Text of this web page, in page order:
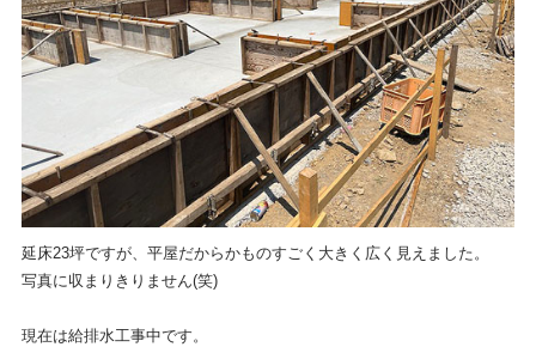
延床23坪ですが、平屋だからかものすごく大きく広く見えました。
写真に収まりきりません(笑)
現在は給排水工事中です。